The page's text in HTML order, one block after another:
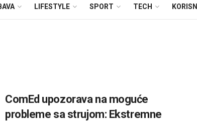
LIFESTYLE SPORT TECH
ComEd upozorava na moguće
probleme sa strujom: Ekstremne